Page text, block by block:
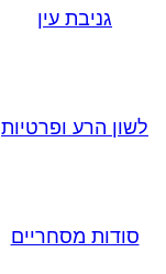
גניבת עין
לשון הרע ופרטיות
סודות מסחריים